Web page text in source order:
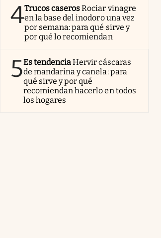
4Trucos caserosRociar vinagre
en la base del inodoro una vez
por semana: para qué sirve y
por qué lo recomiendan
5Es tendenciaHervir cáscaras
de mandarina y canela: para
qué sirve y por qué
recomiendan hacerlo en todos
los hogares